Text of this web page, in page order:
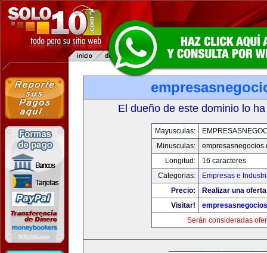
El dueño de este dominio lo
Mayusculas:
Minusculas:
Longitud:
16 caracteres
Categorias:
Empresas e
Precio:
Realizar una
Visitar!
Serán consideradas